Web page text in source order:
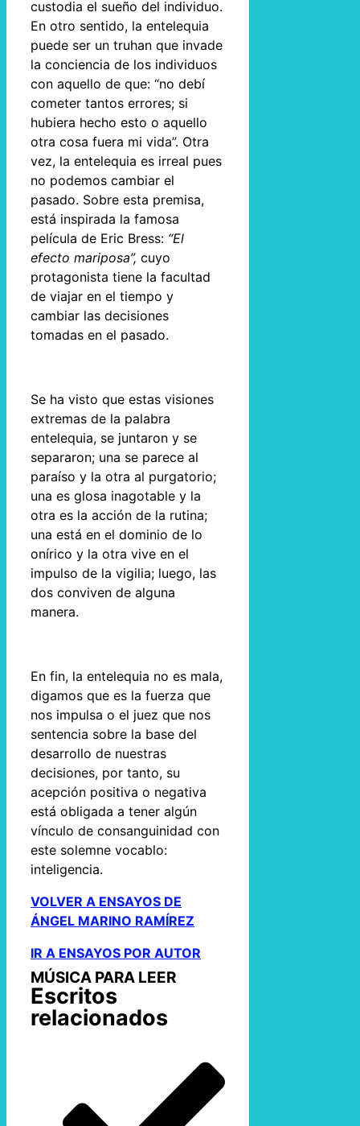
custodia el sueño del individuo.
En otro sentido, la entelequia
puede ser un truhan que invade
la conciencia de los individuos
con aquello de que: “no debí
cometer tantos errores; si
hubiera hecho esto o aquello
otra cosa fuera mi vida”. Otra
vez, la entelequia es irreal pues
no podemos cambiar el
pasado. Sobre esta premisa,
está inspirada la famosa
película de Eric Bress: “El
efecto mariposa”, cuyo
protagonista tiene la facultad
de viajar en el tiempo y
cambiar las decisiones
tomadas en el pasado.
Se ha visto que estas visiones
extremas de la palabra
entelequia, se juntaron y se
separaron; una se parece al
paraíso y la otra al purgatorio;
una es glosa inagotable y la
otra es la acción de la rutina;
una está en el dominio de lo
onírico y la otra vive en el
impulso de la vigilia; luego, las
dos conviven de alguna
manera.
En fin, la entelequia no es mala,
digamos que es la fuerza que
nos impulsa o el juez que nos
sentencia sobre la base del
desarrollo de nuestras
decisiones, por tanto, su
acepción positiva o negativa
está obligada a tener algún
vínculo de consanguinidad con
este solemne vocablo:
inteligencia.
VOLVER A ENSAYOS DE
ÁNGEL MARINO RAMÍREZ
IR A ENSAYOS POR AUTOR
MÚSICA PARA LEER
Escritos
relacionados